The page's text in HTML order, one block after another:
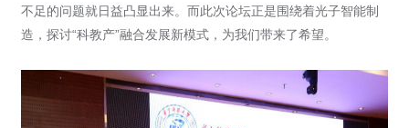
不足的问题就日益凸显出来。而此次论坛正是围绕着光子智能制
造，探讨“科教产”融合发展新模式，为我们带来了希望。